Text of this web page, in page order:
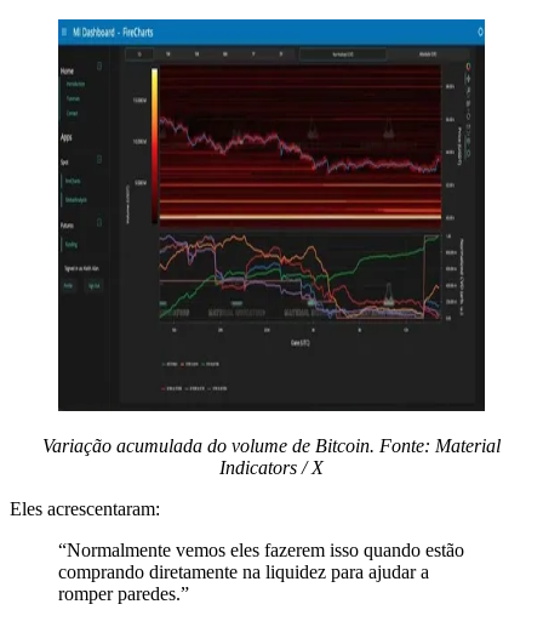
Variação acumulada do volume de Bitcoin. Fonte: Material
Indicators / X
Eles acrescentaram:
“Normalmente vemos eles fazerem isso quando estão
comprando diretamente na liquidez para ajudar a
romper paredes.”